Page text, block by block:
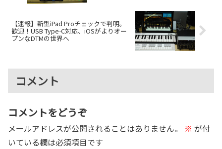
【速報】新型iPad Proチェックで判明。
歓迎！USB Type-C対応、iOSがよりオー
プンなDTMの世界へ
コメント
コメントをどうぞ
メールアドレスが公開されることはありません。 ※ が付
いている欄は必須項目です